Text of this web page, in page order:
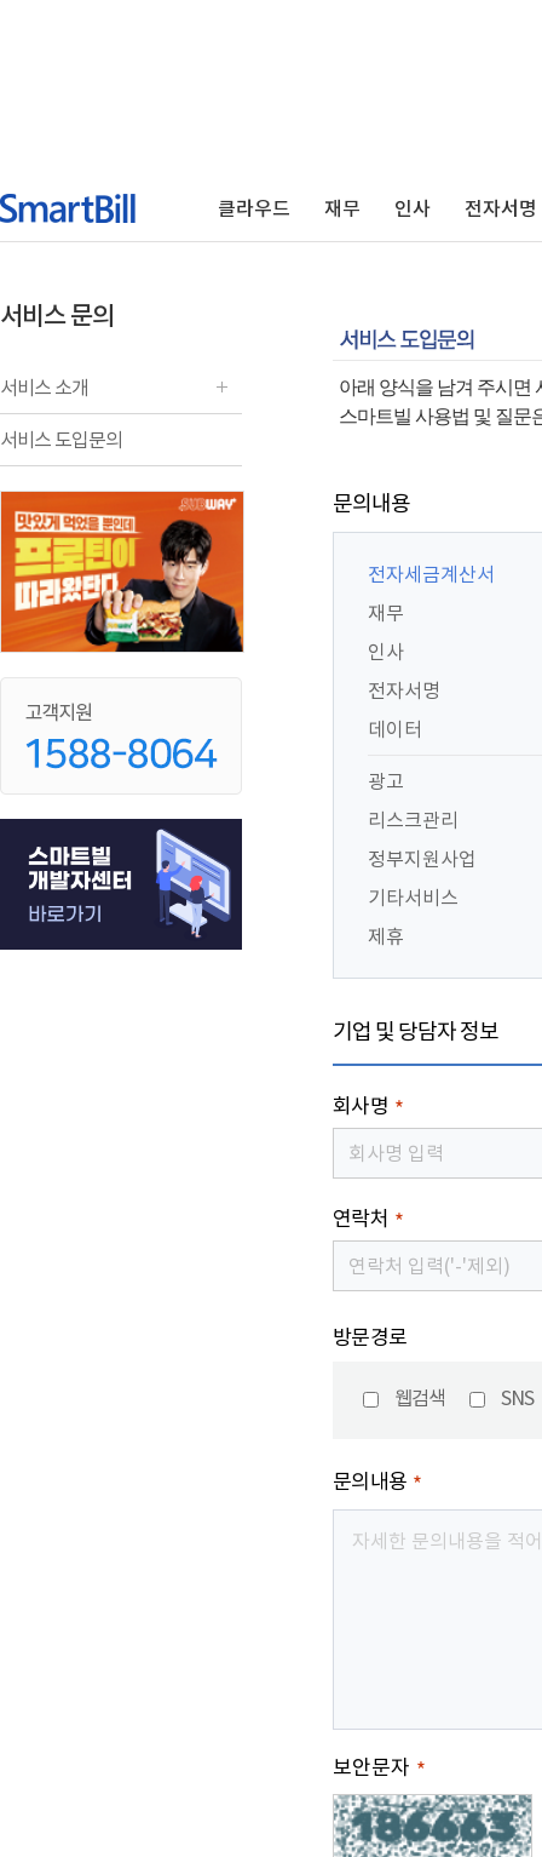
서비스 문의
서비스 소개
서비스 도입문의
클라우드 재무 인사 전자서명
아래 양식을 남겨 주시면
스마트빌 사용법 및 질문
문의내용
전자세금계산서
재무
인사
전자서명
데이터
광고
리스크관리
정부지원사업
기타서비스
제휴
기업 및 당담자 정보
회사명 *
연락처 *
방문경로
웹검색 SNS
문의내용 *
보안문자 *